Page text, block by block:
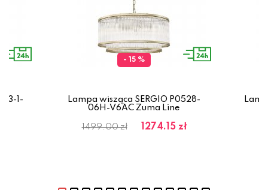
1-
- 15 %
Lampa wisząca SERGIO P0528-
06H-V6AC Zuma Line
1499.00 zł 1274.15 zł